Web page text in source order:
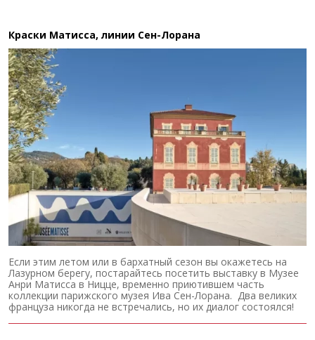
Краски Матисса, линии Сен-Лорана
Если этим летом или в бархатный сезон вы окажетесь на
Лазурном берегу, постарайтесь посетить выставку в Музее
Анри Матисса в Ницце, временно приютившем часть
коллекции парижского музея Ива Сен-Лорана. Два великих
француза никогда не встречались, но их диалог состоялся!